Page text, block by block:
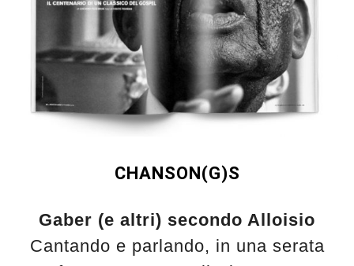
CHANSON(G)S
Gaber (e altri) secondo Alloisio
Cantando e parlando, in una serata